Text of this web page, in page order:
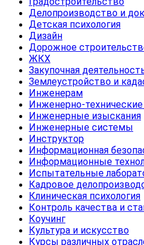
Делопроизводство и
Детская психология
Дизайн
Дорожное
ЖКХ
Закупочная
Землеустройство и
Инженерам
Инженерно-
Инженерные изыскания
Инженерные системы
Инструктор
Информационная
Информационные
Испытательные
Кадровое
Клиническая психология
Контроль качества и
Коучинг
Культура и искусство
Курсы различных